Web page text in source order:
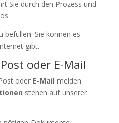
Sie durch den Prozess und
befüllen. Sie können es
gibt.
oder E-Mail
oder E-Mail melden.
stehen auf unserer